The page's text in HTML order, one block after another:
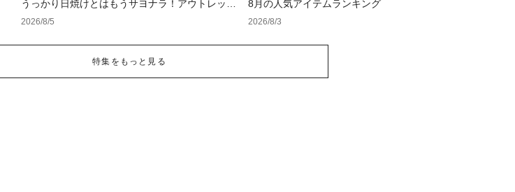
うっかり日焼けとはもうサヨナラ！アウトレット
で見つけるUV対策ウェア
2026/8/5
8月の人気アイテムランキング
2026/8/3
特集をもっと見る